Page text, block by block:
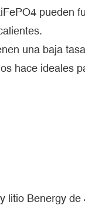
pueden
una baja
hace ideales
litio Benergy